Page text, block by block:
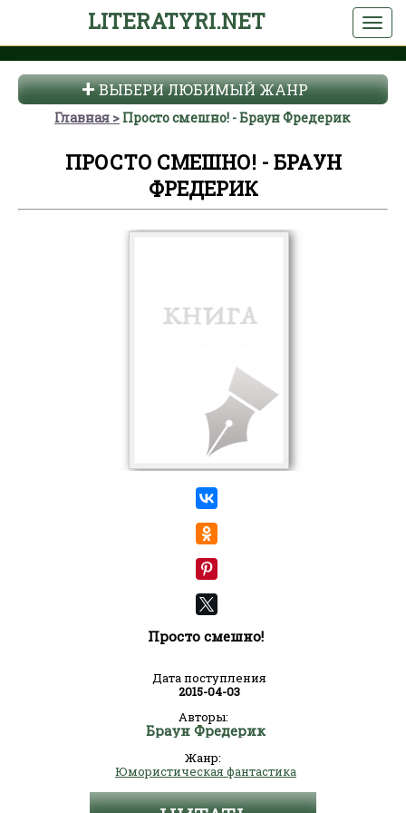
LITERATYRI.NET
ВЫБЕРИ ЛЮБИМЫЙ ЖАНР
Главная Просто смешно! - Браун Фредерик
ПРОСТО СМЕШНО! - БРАУН
ФРЕДЕРИК
Просто смешно!
Дата поступления
2015-04-03
Авторы:
Браун Фредерик
Жанр:
Юмористическая фантастика